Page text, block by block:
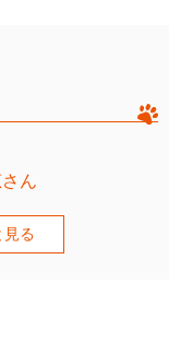
ん
見る